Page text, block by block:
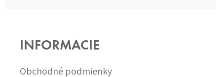
INFORMÁCIE
Obchodné podmienky